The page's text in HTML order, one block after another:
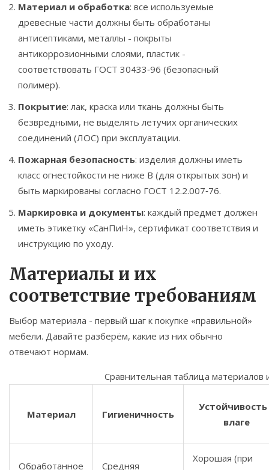
Материал и обработка: все используемые
древесные части должны быть обработаны
антисептиками, металлы - покрыты
антикоррозионными слоями, пластик -
соответствовать ГОСТ 30433‑96 (безопасный
полимер).
Покрытие: лак, краска или ткань должны быть
безвредными, не выделять летучих органических
соединений (ЛОС) при эксплуатации.
Пожарная безопасность: изделия должны иметь
класс огнестойкости не ниже B (для открытых зон) и
быть маркированы согласно ГОСТ 12.2.007‑76.
Маркировка и документы: каждый предмет должен
иметь этикетку «СанПиН», сертификат соответствия и
инструкцию по уходу.
Материалы и их
соответствие требованиям
Выбор материала - первый шаг к покупке «правильной»
мебели. Давайте разберём, какие из них обычно
отвечают нормам.
Сравнительная таблица
Материал Гигиеничность
Устойчивость
влаге
Обработанное Средняя
Хорошая (при